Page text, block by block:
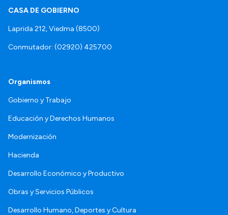
CASA DE GOBIERNO
Laprida 212, Viedma (8500)
Conmutador: (02920) 425700
Organismos
Gobierno y Trabajo
Educación y Derechos Humanos
Modernización
Hacienda
Desarrollo Económico y Productivo
Obras y Servicios Públicos
Desarrollo Humano, Deportes y Cultura